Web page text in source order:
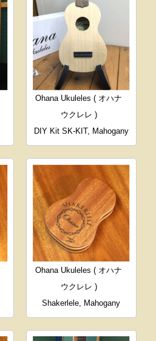
Ohana Ukuleles ( オハナ
ウクレレ )
DIY Kit SK-KIT, Mahogany
Ohana Ukuleles ( オハナ
ウクレレ )
Shakerlele, Mahogany